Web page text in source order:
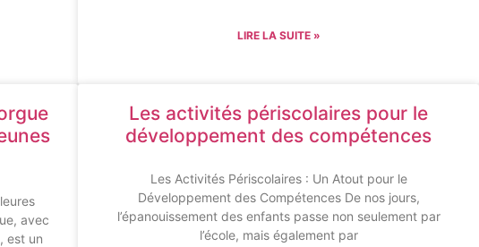
LIRE LA SUITE »
avec
est un
Les activités périscolaires pour le
développement des compétences
Les Activités Périscolaires : Un Atout pour le
Développement des Compétences De nos jours,
l’épanouissement des enfants passe non seulement par
l’école, mais également par